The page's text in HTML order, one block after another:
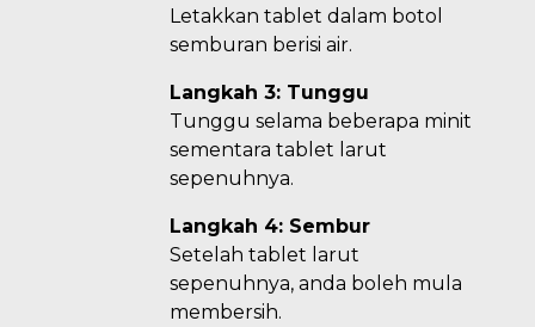
Letakkan tablet dalam botol
semburan berisi air.
Langkah 3: Tunggu
Tunggu selama beberapa minit
sementara tablet larut
sepenuhnya.
Langkah 4: Sembur
Setelah tablet larut
sepenuhnya, anda boleh mula
membersih.